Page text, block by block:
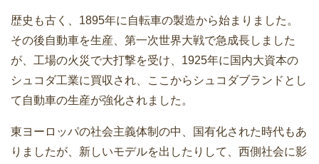
歴史も古く、1895年に自転車の製造から始まりました。
その後自動車を生産、第一次世界大戦で急成長しました
が、工場の火災で大打撃を受け、1925年に国内大資本の
シュコダ工業に買収され、ここからシュコダブランドとし
て自動車の生産が強化されました。
東ヨーロッパの社会主義体制の中、国有化された時代もあ
りましたが、新しいモデルを出したりして、西側社会に影